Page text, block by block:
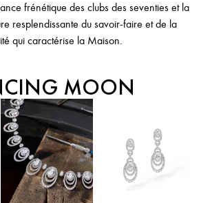
frénétique des clubs des seventies et la
resplendissante du savoir-faire et de la
qui caractérise la Maison.
MOON